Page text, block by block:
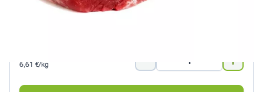
um. Wir versenden die neue Variante.
6,61 €/kg